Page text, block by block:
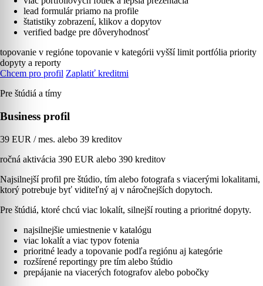
lead formulár priamo na profile
štatistiky zobrazení, klikov a dopytov
verified badge pre dôveryhodnosť
topovanie v regióne topovanie v kategórii vyšší limit portfólia priority
dopyty a reporty
Chcem pro profil Zaplatiť kreditmi
Pre štúdiá a tímy
Business profil
39 EUR / mes. alebo 39 kreditov
ročná aktivácia 390 EUR alebo 390 kreditov
Najsilnejší profil pre štúdio, tím alebo fotografa s viacerými lokalitami,
ktorý potrebuje byť viditeľný aj v náročnejších dopytoch.
Pre štúdiá, ktoré chcú viac lokalít, silnejší routing a prioritné dopyty.
najsilnejšie umiestnenie v katalógu
viac lokalít a viac typov fotenia
prioritné leady a topovanie podľa regiónu aj kategórie
rozšírené reportingy pre tím alebo štúdio
prepájanie na viacerých fotografov alebo pobočky